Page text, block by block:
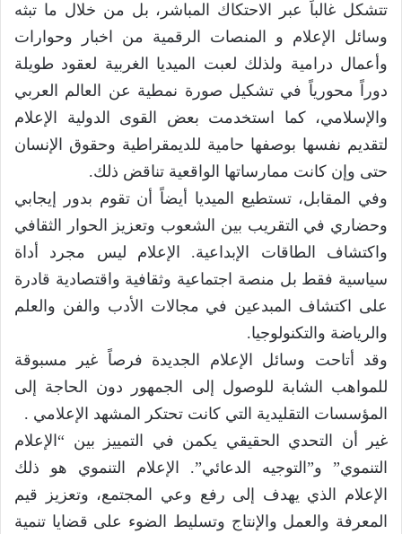
تتشكل غالباً عبر الاحتكاك المباشر، بل من خلال ما تبثه
وسائل الإعلام و المنصات الرقمية من اخبار وحوارات
وأعمال درامية ولذلك لعبت الميديا الغربية لعقود طويلة
دوراً محورياً في تشكيل صورة نمطية عن العالم العربي
والإسلامي، كما استخدمت بعض القوى الدولية الإعلام
لتقديم نفسها بوصفها حامية للديمقراطية وحقوق الإنسان
حتى وإن كانت ممارساتها الواقعية تناقض ذلك.
وفي المقابل، تستطيع الميديا أيضاً أن تقوم بدور إيجابي
وحضاري في التقريب بين الشعوب وتعزيز الحوار الثقافي
واكتشاف الطاقات الإبداعية. الإعلام ليس مجرد أداة
سياسية فقط بل منصة اجتماعية وثقافية واقتصادية قادرة
على اكتشاف المبدعين في مجالات الأدب والفن والعلم
والرياضة والتكنولوجيا.
وقد أتاحت وسائل الإعلام الجديدة فرصاً غير مسبوقة
للمواهب الشابة للوصول إلى الجمهور دون الحاجة إلى
المؤسسات التقليدية التي كانت تحتكر المشهد الإعلامي .
غير أن التحدي الحقيقي يكمن في التمييز بين “الإعلام
التنموي” و”التوجيه الدعائي”. الإعلام التنموي هو ذلك
الإعلام الذي يهدف إلى رفع وعي المجتمع، وتعزيز قيم
المعرفة والعمل والإنتاج وتسليط الضوء على قضايا تنمية